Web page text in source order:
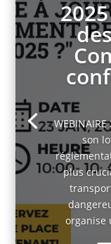
son
plus
organise